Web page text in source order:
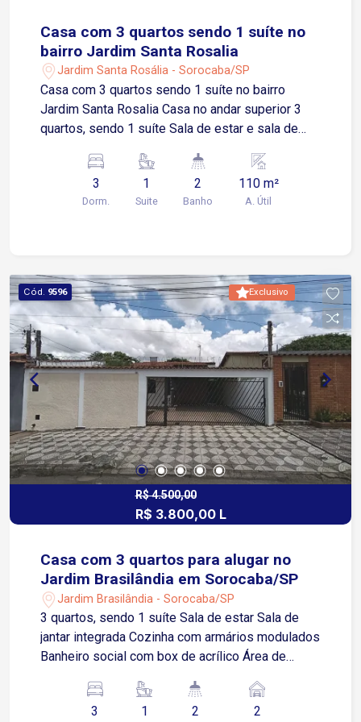
Casa com 3 quartos sendo 1 suíte no
bairro Jardim Santa Rosalia
Jardim Santa Rosália - Sorocaba/SP
Casa com 3 quartos sendo 1 suíte no bairro
Jardim Santa Rosalia Casa no andar superior 3
quartos, sendo 1 suíte Sala de estar e sala de
Banheiro social Lavanderia Área gourmet nos
fundos Lavabo de apoio 3 depósitos Varanda
frontal Não possui vaga de garagem Sobre a
Avenida Dom Aguirre Cerca de 5 minutos da
Avenida São Paulo Aproximadamente 5 minutos
do Centro de Sorocaba Fácil acesso à Avenida
Afonso Vergueiro em cerca de 6 minutos
Aproximadamente 10 minutos da Rodovia
Castelo Branco Região próxima a
supermercados, farmácias, escolas, hospitais,
padarias, restaurantes e diversos comércios e
serviços
3
Dorm.
1
Suite
2
Banho
110 m²
A. Útil
Exclusivo
Cód. 9596
R$ 4.500,00
R$ 3.800,00 L
Casa com 3 quartos para alugar no
Jardim Brasilândia em Sorocaba/SP
Jardim Brasilândia - Sorocaba/SP
3 quartos, sendo 1 suíte Sala de estar Sala de
jantar integrada Cozinha com armários modulados
Banheiro social com box de acrílico Área de
Garagem para 2 carros, sendo 1 vaga coberta
Localizado no Jardim Brasilândia, bairro
3 1 2 2